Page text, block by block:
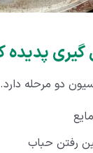
دو مرحله دارد.
رفتن حباب